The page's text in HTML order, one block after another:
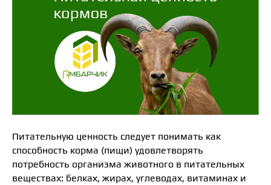
Питательную ценность следует понимать как
способность корма (пищи) удовлетворять
потребность организма животного в питательных
веществах: белках, жирах, углеводах, витаминах и